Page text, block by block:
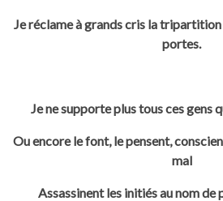
Je réclame à grands cris la
portes.
Je ne supporte plus tous ces gens
Ou encore le font, le pensent,
mal
Assassinent les initiés au nom de